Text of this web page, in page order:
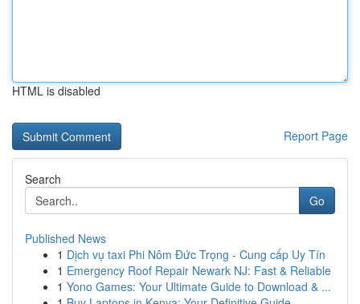
HTML is disabled
Report Page
Search
Go
Published News
1 Dịch vụ taxi Phi Nôm Đức Trọng - Cung cấp Uy Tín
1 Emergency Roof Repair Newark NJ: Fast & Reliable
1 Yono Games: Your Ultimate Guide to Download & ...